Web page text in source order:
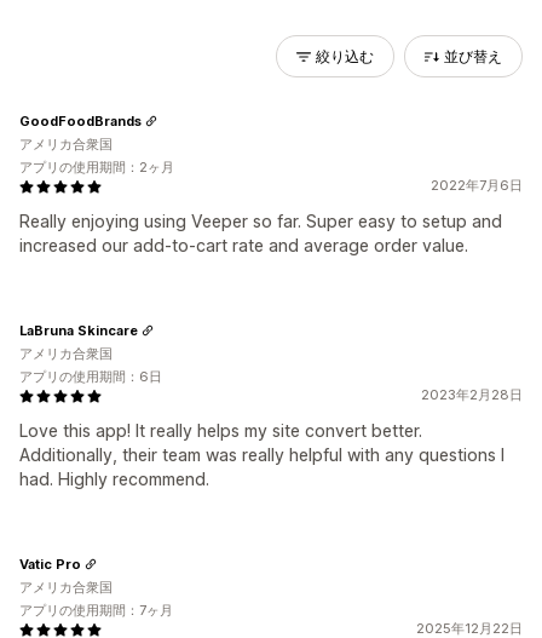
絞り込む 並び替え
2022年7月6日
Really enjoying using Veeper so far. Super easy to setup and
increased our add-to-cart rate and average order value.
GoodFoodBrands
アメリカ合衆国
アプリの使用期間：2ヶ月
2023年2月28日
Love this app! It really helps my site convert better.
Additionally, their team was really helpful with any questions I
had. Highly recommend.
LaBruna Skincare
アメリカ合衆国
アプリの使用期間：6日
2025年12月22日
Vatic Pro
アメリカ合衆国
アプリの使用期間：7ヶ月